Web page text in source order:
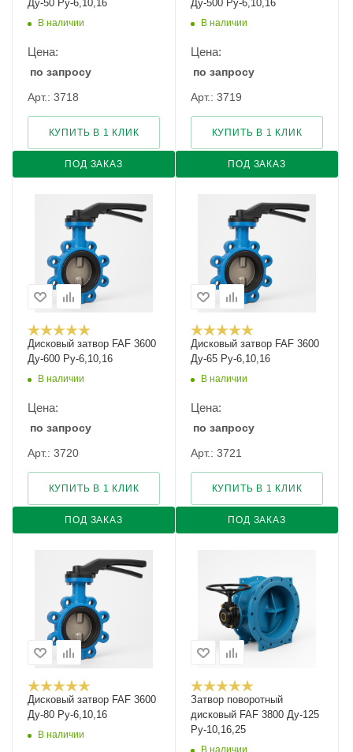
Ду-50 Ру-6,10,16
В наличии
Цена:
по запросу
Арт.: 3718
ПОД ЗАКАЗ
КУПИТЬ В 1 КЛИК
Ду-500 Ру-6,10,16
В наличии
Цена:
по запросу
Арт.: 3719
ПОД ЗАКАЗ
КУПИТЬ В 1 КЛИК
Дисковый затвор FAF 3600
Ду-600 Ру-6,10,16
В наличии
Цена:
по запросу
Арт.: 3720
ПОД ЗАКАЗ
КУПИТЬ В 1 КЛИК
Дисковый затвор FAF 3600
Ду-65 Ру-6,10,16
В наличии
Цена:
по запросу
Арт.: 3721
ПОД ЗАКАЗ
КУПИТЬ В 1 КЛИК
Дисковый затвор FAF 3600
Ду-80 Ру-6,10,16
В наличии
Затвор поворотный
дисковый FAF 3800 Ду-125
Ру-10,16,25
В наличии